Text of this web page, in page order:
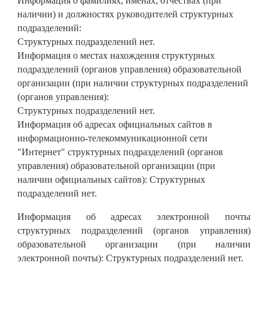
наличии) и должностях руководителей структурных
подразделений:
Структурных подразделений нет.
Информация о местах нахождения структурных
подразделений (органов управления) образовательной
организации (при наличии структурных подразделений
(органов управления):
Структурных подразделений нет.
Информация об адресах официальных сайтов в
информационно-телекоммуникационной сети
"Интернет" структурных подразделений (органов
управления) образовательной организации (при
наличии официальных сайтов): Структурных
подразделений нет.
Информация об адресах электронной почты
структурных подразделений (органов управления)
образовательной организации (при наличии
электронной почты): Структурных подразделений нет.